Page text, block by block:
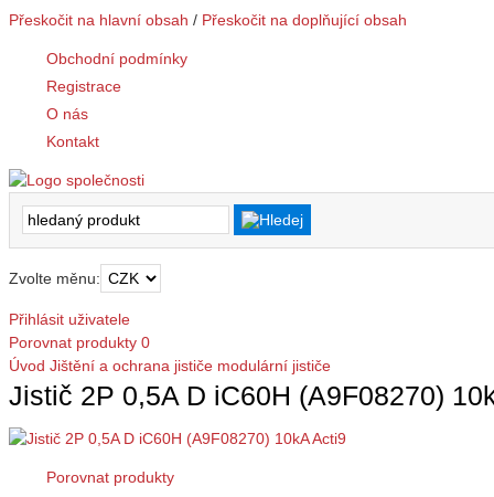
Přeskočit na hlavní obsah / Přeskočit na doplňující obsah
Obchodní podmínky
Registrace
O nás
Kontakt
Zvolte měnu:
Přihlásit uživatele
Porovnat produkty 0
Úvod Jištění a ochrana jističe modulární jističe
Jistič 2P 0,5A D iC60H (A9F08270)
Porovnat produkty